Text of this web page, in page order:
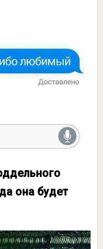
она будет